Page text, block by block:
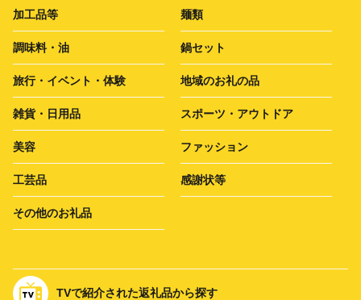
加工品等 麺類
調味料・油 鍋セット
旅行・イベント・体験 地域のお礼の品
雑貨・日用品 スポーツ・アウトドア
美容 ファッション
工芸品 感謝状等
その他のお礼品
TVで紹介された返礼品から探す